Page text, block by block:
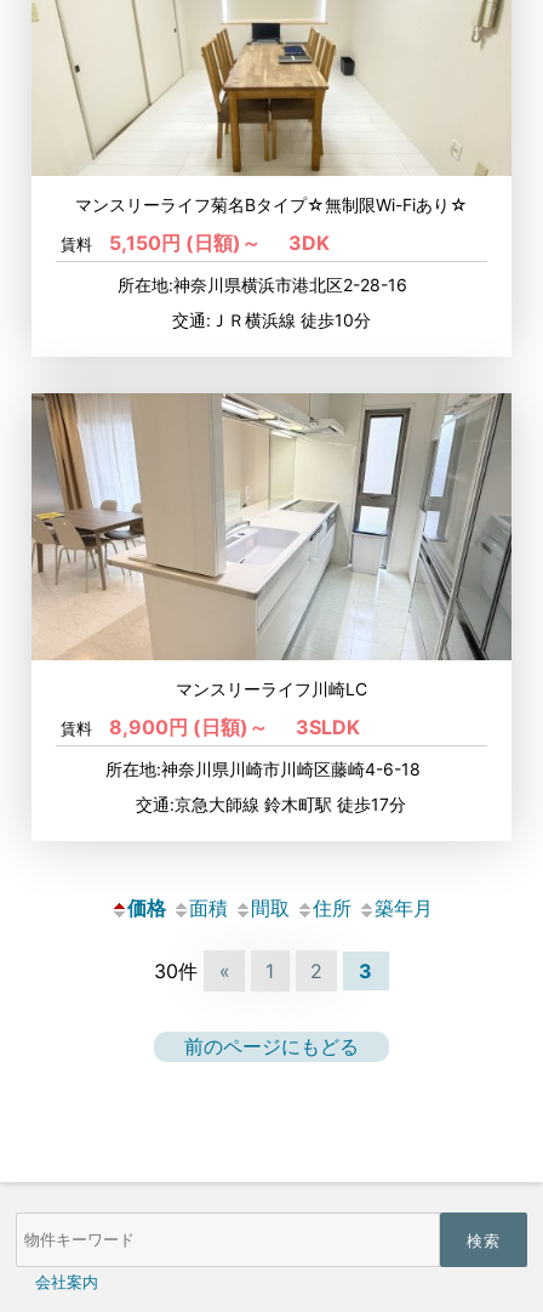
マンスリーライフ菊名Bタイプ☆無制限Wi-Fiあり☆
賃料 5,150円 (日額)～ 3DK
所在地:神奈川県横浜市港北区2-28-16
交通:ＪＲ横浜線 徒歩10分
マンスリーライフ川崎LC
賃料 8,900円 (日額)～ 3SLDK
所在地:神奈川県川崎市川崎区藤崎4-6-18
交通:京急大師線 鈴木町駅 徒歩17分
価格 面積 間取 住所 築年月
30件 « 1 2 3
前のページにもどる
物
件
会社案内